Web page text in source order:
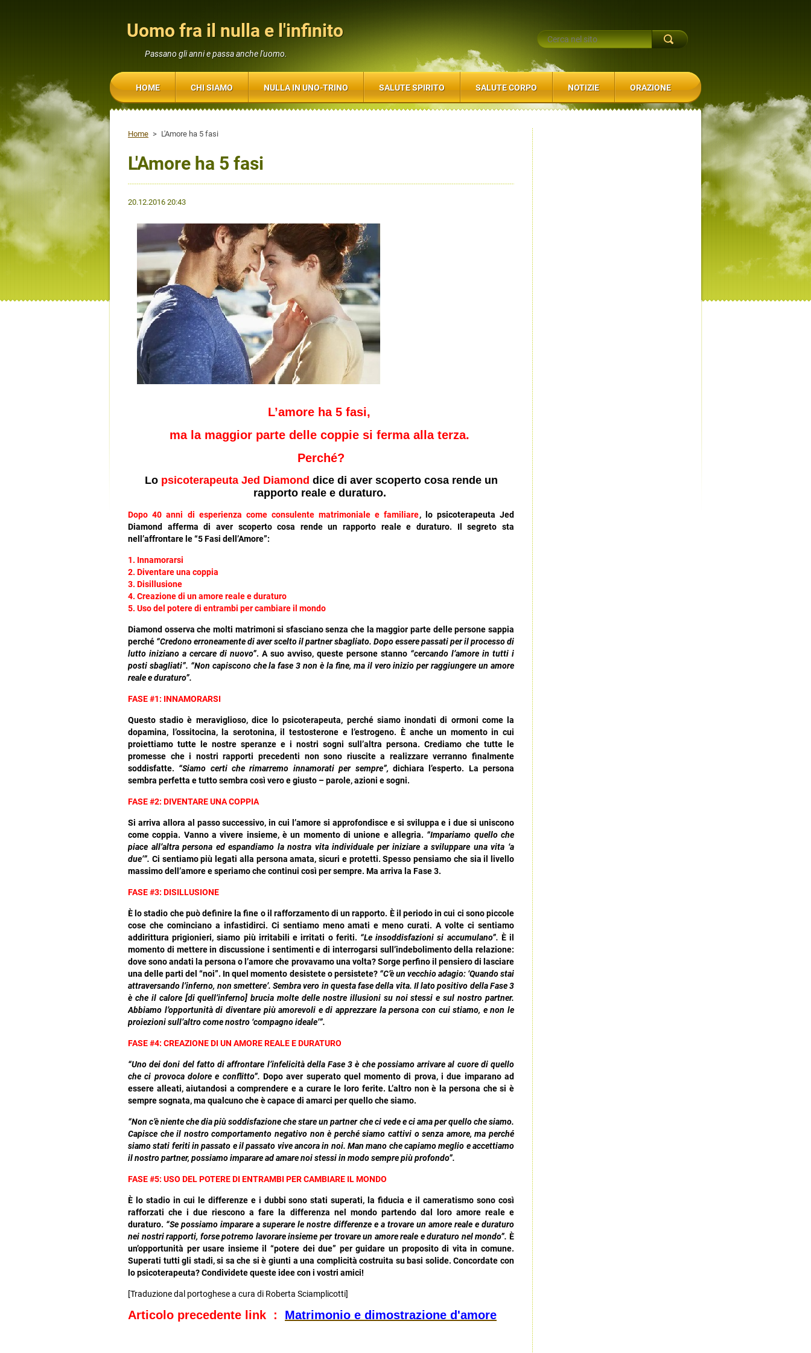
Uomo fra il nulla e l'infinito
Passano gli anni e passa anche l'uomo.
Home > L'Amore ha 5 fasi
L'Amore ha 5 fasi
20.12.2016 20:43
L’amore ha 5 fasi,
ma la maggior parte delle coppie si ferma alla terza.
Perché?
Lopsicoterapeuta Jed Diamond dice di aver scoperto cosa rende un
rapporto reale e duraturo.
Dopo 40 anni di esperienza come consulente matrimoniale e familiare, lo psicoterapeuta Jed
Diamond afferma di aver scoperto cosa rende un rapporto reale e duraturo. Il segreto sta
nell’affrontare le “5 Fasi dell’Amore”:
1. Innamorarsi
2. Diventare una coppia
3. Disillusione
4. Creazione di un amore reale e duraturo
5. Uso del potere di entrambi per cambiare il mondo
Diamond osserva che molti matrimoni si sfasciano senza che la maggior parte delle persone sappia
perché “Credono erroneamente di aver scelto il partner sbagliato. Dopo essere passati per il processo di
lutto iniziano a cercare di nuovo”. A suo avviso, queste persone stanno “cercando l’amore in tutti i
posti sbagliati”. “Non capiscono che la fase 3 non è la fine, ma il vero inizio per raggiungere un amore
reale e duraturo”.
FASE #1: INNAMORARSI
Questo stadio è meraviglioso, dice lo psicoterapeuta, perché siamo inondati di ormoni come la
dopamina, l’ossitocina, la serotonina, il testosterone e l’estrogeno. È anche un momento in cui
proiettiamo tutte le nostre speranze e i nostri sogni sull’altra persona. Crediamo che tutte le
promesse che i nostri rapporti precedenti non sono riuscite a realizzare verranno finalmente
soddisfatte. “Siamo certi che rimarremo innamorati per sempre”, dichiara l’esperto. La persona
sembra perfetta e tutto sembra così vero e giusto – parole, azioni e sogni.
FASE #2: DIVENTARE UNA COPPIA
Si arriva allora al passo successivo, in cui l’amore si approfondisce e si sviluppa e i due si uniscono
come coppia. Vanno a vivere insieme, è un momento di unione e allegria. “Impariamo quello che
piace all’altra persona ed espandiamo la nostra vita individuale per iniziare a sviluppare una vita ‘a
due’”. Ci sentiamo più legati alla persona amata, sicuri e protetti. Spesso pensiamo che sia il livello
massimo dell’amore e speriamo che continui così per sempre. Ma arriva la Fase 3.
FASE #3: DISILLUSIONE
È lo stadio che può definire la fine o il rafforzamento di un rapporto. È il periodo in cui ci sono piccole
cose che cominciano a infastidirci. Ci sentiamo meno amati e meno curati. A volte ci sentiamo
addirittura prigionieri, siamo più irritabili e irritati o feriti. “Le insoddisfazioni si accumulano”. È il
momento di mettere in discussione i sentimenti e di interrogarsi sull’indebolimento della relazione:
dove sono andati la persona o l’amore che provavamo una volta? Sorge perfino il pensiero di lasciare
una delle parti del “noi”. In quel momento desistete o persistete? “C’è un vecchio adagio: ‘Quando stai
attraversando l’inferno, non smettere’. Sembra vero in questa fase della vita. Il lato positivo della Fase 3
è che il calore [di quell’inferno] brucia molte delle nostre illusioni su noi stessi e sul nostro partner.
Abbiamo l’opportunità di diventare più amorevoli e di apprezzare la persona con cui stiamo, e non le
proiezioni sull’altro come nostro ‘compagno ideale’”.
FASE #4: CREAZIONE DI UN AMORE REALE E DURATURO
“Uno dei doni del fatto di affrontare l’infelicità della Fase 3 è che possiamo arrivare al cuore di quello
che ci provoca dolore e conflitto”. Dopo aver superato quel momento di prova, i due imparano ad
essere alleati, aiutandosi a comprendere e a curare le loro ferite. L’altro non è la persona che si è
sempre sognata, ma qualcuno che è capace di amarci per quello che siamo.
“Non c’è niente che dia più soddisfazione che stare un partner che ci vede e ci ama per quello che siamo.
Capisce che il nostro comportamento negativo non è perché siamo cattivi o senza amore, ma perché
siamo stati feriti in passato e il passato vive ancora in noi. Man mano che capiamo meglio e accettiamo
il nostro partner, possiamo imparare ad amare noi stessi in modo sempre più profondo”.
FASE #5: USO DEL POTERE DI ENTRAMBI PER CAMBIARE IL MONDO
È lo stadio in cui le differenze e i dubbi sono stati superati, la fiducia e il cameratismo sono così
rafforzati che i due riescono a fare la differenza nel mondo partendo dal loro amore reale e
duraturo. “Se possiamo imparare a superare le nostre differenze e a trovare un amore reale e duraturo
nei nostri rapporti, forse potremo lavorare insieme per trovare un amore reale e duraturo nel mondo”. È
un’opportunità per usare insieme il “potere dei due” per guidare un proposito di vita in comune.
Superati tutti gli stadi, si sa che si è giunti a una complicità costruita su basi solide. Concordate con
lo psicoterapeuta? Condividete queste idee con i vostri amici!
[Traduzione dal portoghese a cura di Roberta Sciamplicotti]
Articolo precedente link : Matrimonio e dimostrazione d'amore
HOME CHI SIAMO NULLA IN UNO-TRINO SALUTE SPIRITO SALUTE CORPO NOTIZIE ORAZIONE